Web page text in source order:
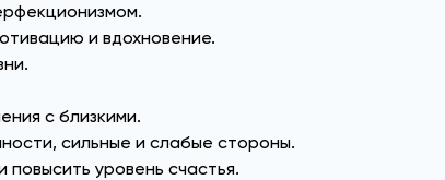
и вдохновение.
с близкими.
сильные и слабые стороны.
уровень счастья.